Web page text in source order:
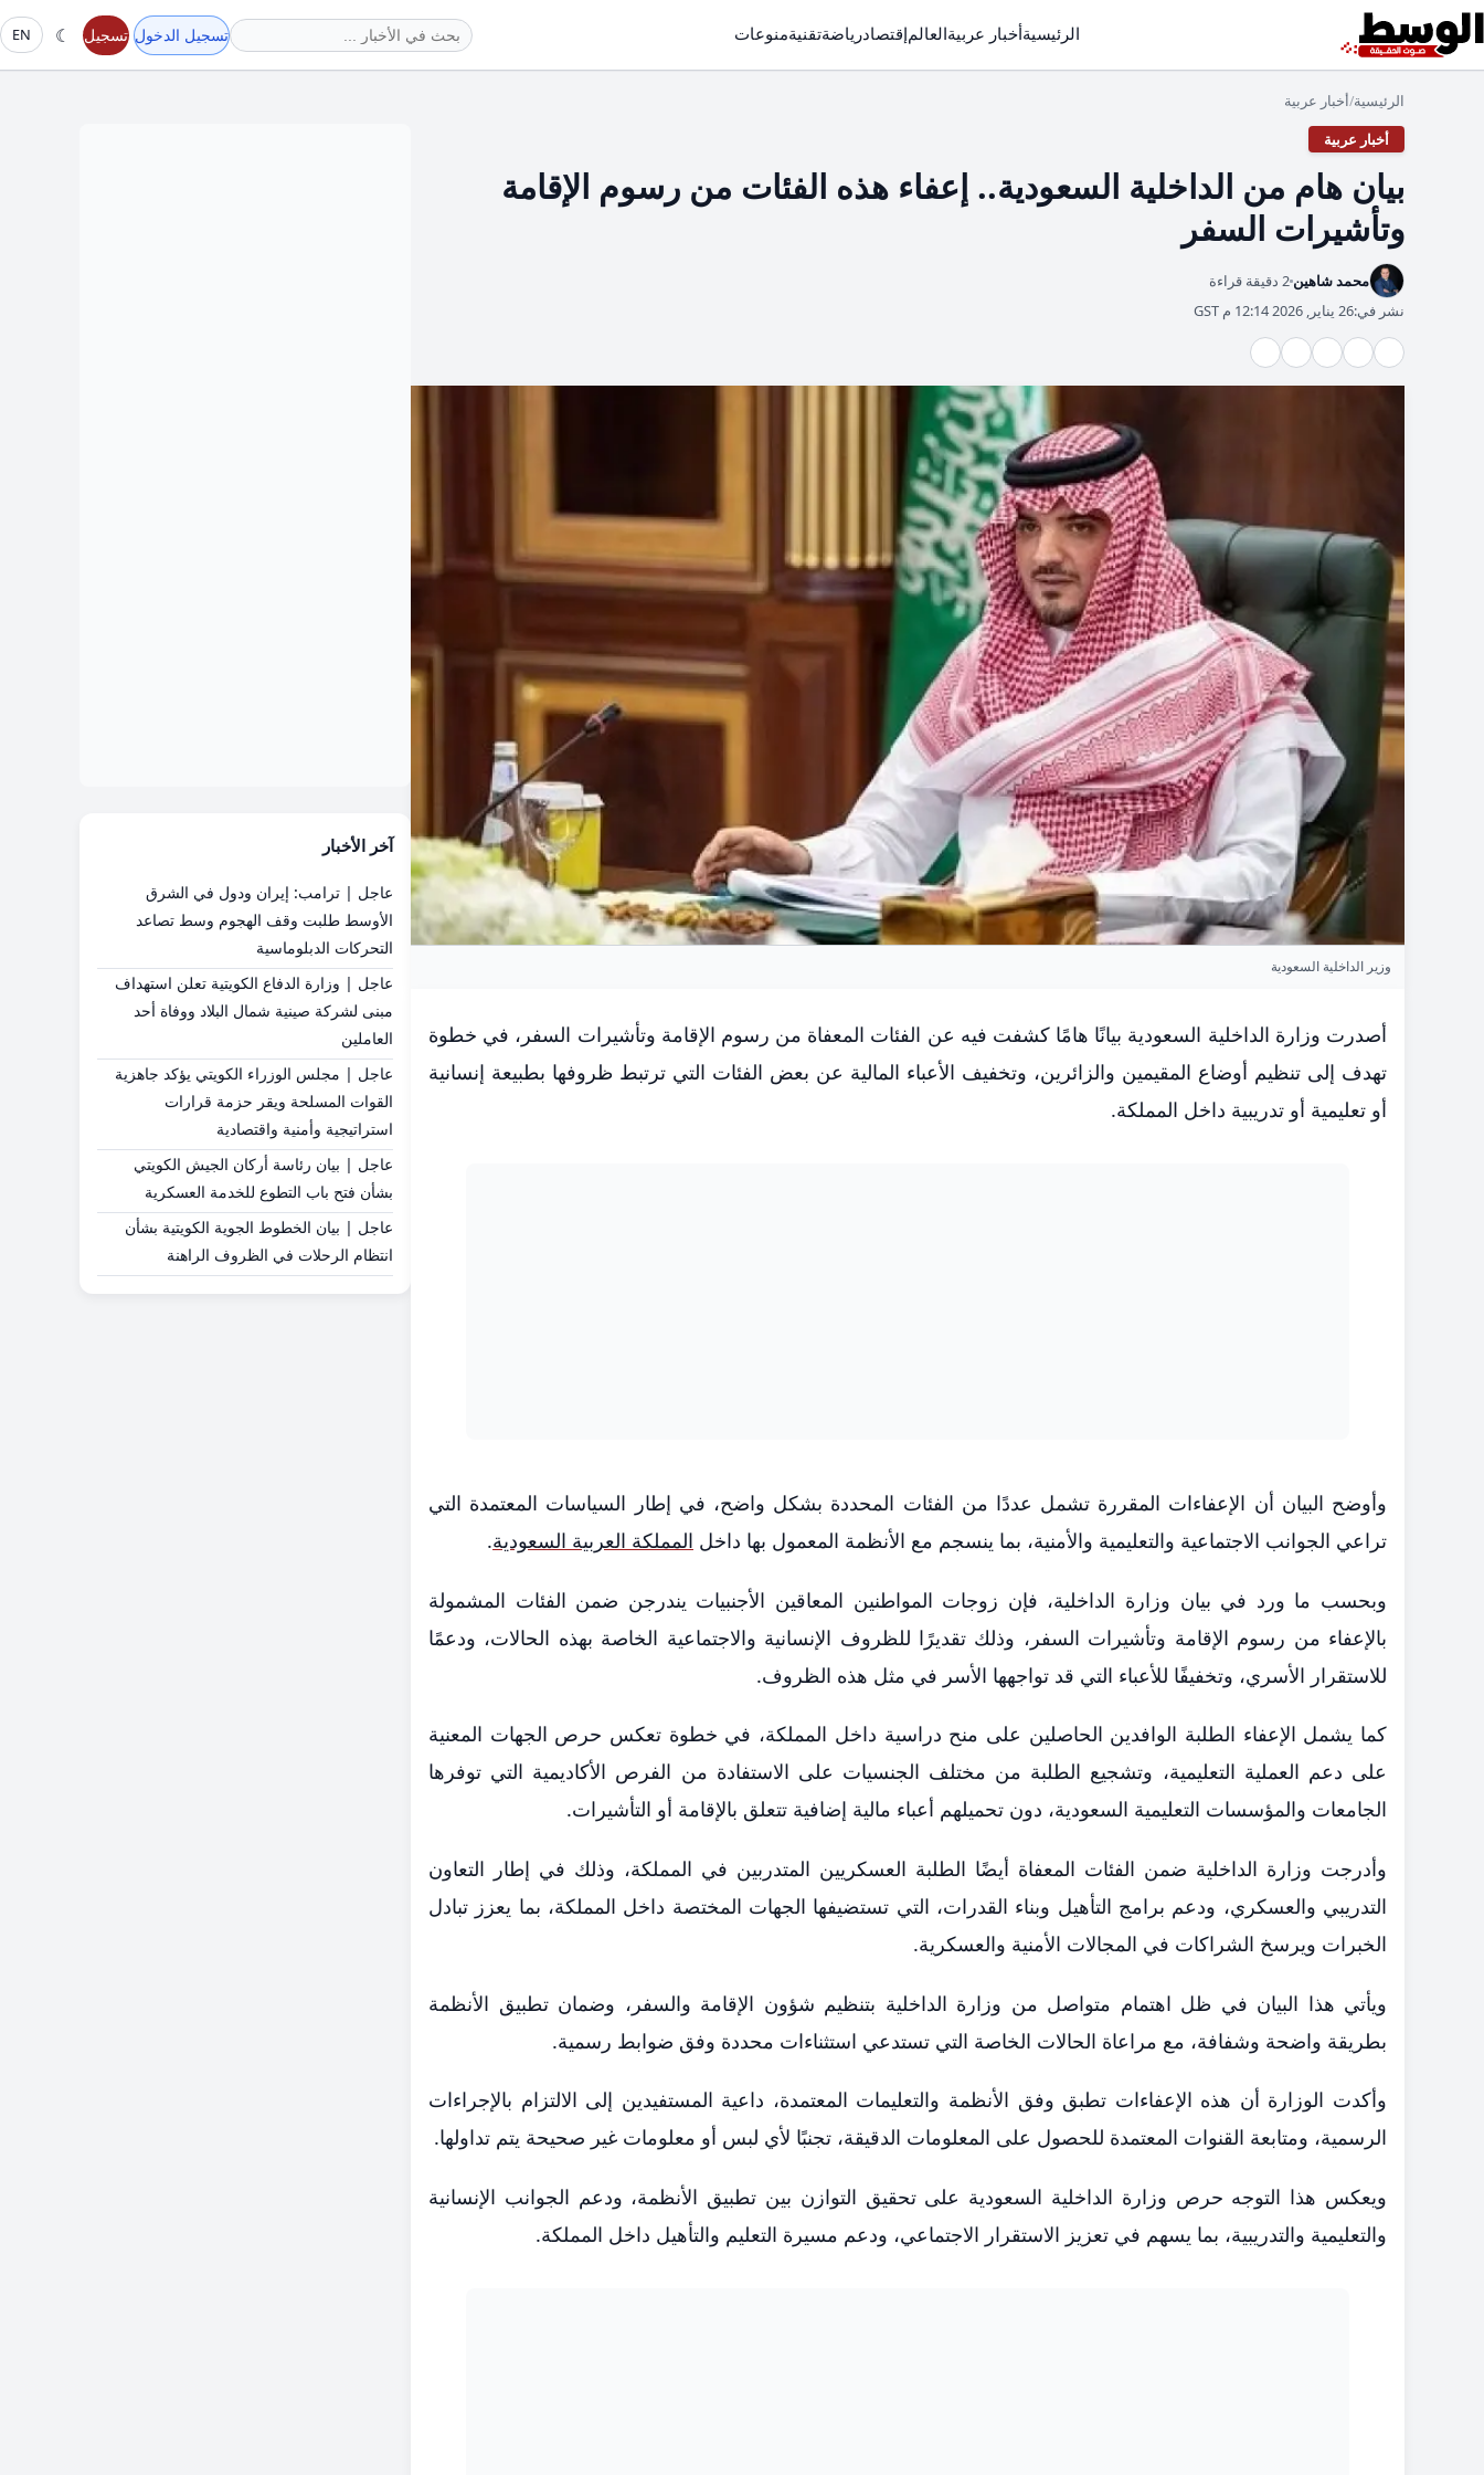
الرئيسيةأخبار عربيةالعالمإقتصادرياضةتقنيةمنوعات تسجيل الدخول تسجيل ☾
EN
الرئيسية/أخبار عربية
أخبار عربية
بيان هام من الداخلية السعودية.. إعفاء هذه الفئات من رسوم الإقامة
وتأشيرات السفر
محمد شاهين 2 دقيقة قراءة
نشر في:26 يناير, 2026 12:14 م GST
وزير الداخلية السعودية
أصدرت وزارة الداخلية السعودية بيانًا هامًا كشفت فيه عن الفئات المعفاة من رسوم الإقامة وتأشيرات السفر، في خطوة
تهدف إلى تنظيم أوضاع المقيمين والزائرين، وتخفيف الأعباء المالية عن بعض الفئات التي ترتبط ظروفها بطبيعة إنسانية
أو تعليمية أو تدريبية داخل المملكة.
وأوضح البيان أن الإعفاءات المقررة تشمل عددًا من الفئات المحددة بشكل واضح، في إطار السياسات المعتمدة التي
تراعي الجوانب الاجتماعية والتعليمية والأمنية، بما ينسجم مع الأنظمة المعمول بها داخل المملكة العربية السعودية.
وبحسب ما ورد في بيان وزارة الداخلية، فإن زوجات المواطنين المعاقين الأجنبيات يندرجن ضمن الفئات المشمولة
بالإعفاء من رسوم الإقامة وتأشيرات السفر، وذلك تقديرًا للظروف الإنسانية والاجتماعية الخاصة بهذه الحالات، ودعمًا
للاستقرار الأسري، وتخفيفًا للأعباء التي قد تواجهها الأسر في مثل هذه الظروف.
كما يشمل الإعفاء الطلبة الوافدين الحاصلين على منح دراسية داخل المملكة، في خطوة تعكس حرص الجهات المعنية
على دعم العملية التعليمية، وتشجيع الطلبة من مختلف الجنسيات على الاستفادة من الفرص الأكاديمية التي توفرها
الجامعات والمؤسسات التعليمية السعودية، دون تحميلهم أعباء مالية إضافية تتعلق بالإقامة أو التأشيرات.
وأدرجت وزارة الداخلية ضمن الفئات المعفاة أيضًا الطلبة العسكريين المتدربين في المملكة، وذلك في إطار التعاون
التدريبي والعسكري، ودعم برامج التأهيل وبناء القدرات، التي تستضيفها الجهات المختصة داخل المملكة، بما يعزز تبادل
الخبرات ويرسخ الشراكات في المجالات الأمنية والعسكرية.
ويأتي هذا البيان في ظل اهتمام متواصل من وزارة الداخلية بتنظيم شؤون الإقامة والسفر، وضمان تطبيق الأنظمة
بطريقة واضحة وشفافة، مع مراعاة الحالات الخاصة التي تستدعي استثناءات محددة وفق ضوابط رسمية.
وأكدت الوزارة أن هذه الإعفاءات تطبق وفق الأنظمة والتعليمات المعتمدة، داعية المستفيدين إلى الالتزام بالإجراءات
الرسمية، ومتابعة القنوات المعتمدة للحصول على المعلومات الدقيقة، تجنبًا لأي لبس أو معلومات غير صحيحة يتم تداولها.
ويعكس هذا التوجه حرص وزارة الداخلية السعودية على تحقيق التوازن بين تطبيق الأنظمة، ودعم الجوانب الإنسانية
والتعليمية والتدريبية، بما يسهم في تعزيز الاستقرار الاجتماعي، ودعم مسيرة التعليم والتأهيل داخل المملكة.
آخر الأخبار
عاجل | ترامب: إيران ودول في الشرق
الأوسط طلبت وقف الهجوم وسط تصاعد
التحركات الدبلوماسية
عاجل | وزارة الدفاع الكويتية تعلن استهداف
مبنى لشركة صينية شمال البلاد ووفاة أحد
العاملين
عاجل | مجلس الوزراء الكويتي يؤكد جاهزية
القوات المسلحة ويقر حزمة قرارات
استراتيجية وأمنية واقتصادية
عاجل | بيان رئاسة أركان الجيش الكويتي
بشأن فتح باب التطوع للخدمة العسكرية
عاجل | بيان الخطوط الجوية الكويتية بشأن
انتظام الرحلات في الظروف الراهنة